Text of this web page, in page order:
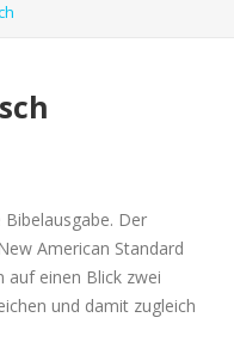
Der
American Standard
auf einen Blick zwei
und damit zugleich